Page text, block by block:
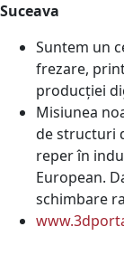
Suceava
Suntem un
frezare,
producției
Misiunea
de structuri
reper în
European.
schimbare